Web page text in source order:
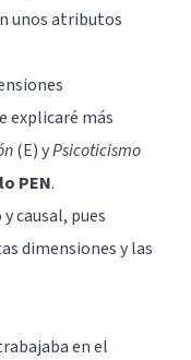
unos atributos
explicaré más
(E) yPsicoticismo
PEN.
causal, pues
dimensiones y las
en el